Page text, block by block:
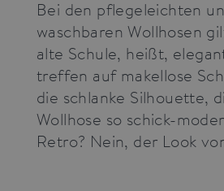
Bei den pflegeleichten
waschbaren Wollhosen
alte Schule, heißt,
treffen auf makellose
die schlanke Silhouette,
Wollhose so schick-
Retro? Nein, der Look